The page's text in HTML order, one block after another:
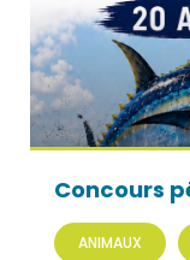
Concours
ANIMAUX